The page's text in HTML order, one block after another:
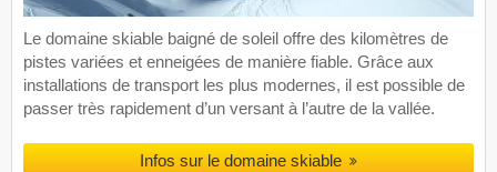
Le domaine skiable baigné de soleil offre des kilomètres de
pistes variées et enneigées de manière fiable. Grâce aux
installations de transport les plus modernes, il est possible de
passer très rapidement d’un versant à l’autre de la vallée.
Infos sur le domaine skiable